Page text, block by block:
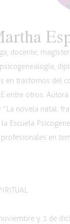
docente,
en trastornos del
entre otros.
“La novela natal:
Escuela
en
y 1 de